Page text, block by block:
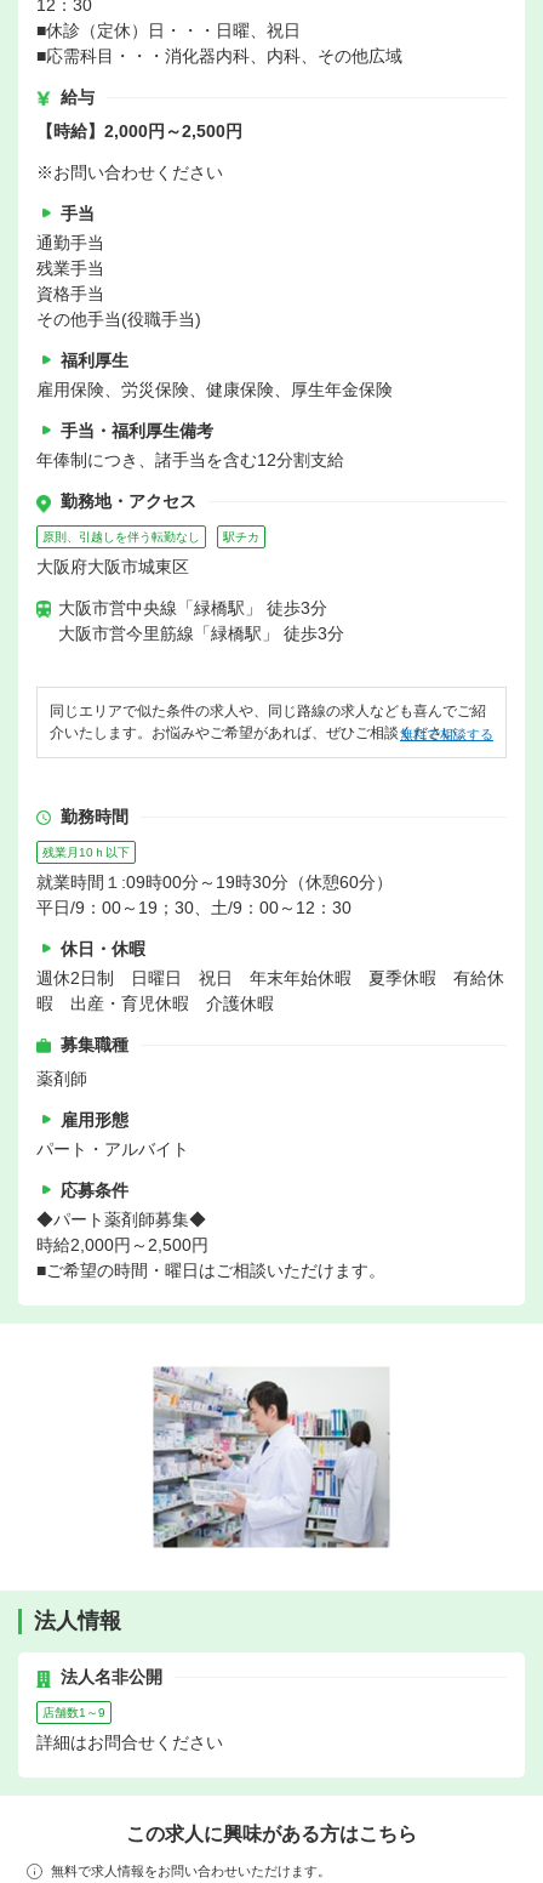
12：30
■休診（定休）日・・・日曜、祝日
■応需科目・・・消化器内科、内科、その他広域
給与
【時給】2,000円～2,500円
※お問い合わせください
手当
通勤手当
残業手当
資格手当
その他手当(役職手当)
福利厚生
雇用保険、労災保険、健康保険、厚生年金保険
手当・福利厚生備考
年俸制につき、諸手当を含む12分割支給
勤務地・アクセス
原則、引越しを伴う転勤なし 駅チカ
大阪府大阪市城東区
大阪市営中央線「緑橋駅」 徒歩3分
大阪市営今里筋線「緑橋駅」 徒歩3分
同じエリアで似た条件の求人や、同じ路線の求人なども喜んでご紹
介いたします。お悩みやご希望があれば、ぜひご相談ください。
無料で相談する
勤務時間
残業月10ｈ以下
就業時間１:09時00分～19時30分（休憩60分）
平日/9：00～19；30、土/9：00～12：30
休日・休暇
週休2日制 日曜日 祝日 年末年始休暇 夏季休暇 有給休
暇 出産・育児休暇 介護休暇
募集職種
薬剤師
雇用形態
パート・アルバイト
応募条件
◆パート薬剤師募集◆
時給2,000円～2,500円
■ご希望の時間・曜日はご相談いただけます。
法人情報
法人名非公開
店舗数1～9
詳細はお問合せください
この求人に興味がある方はこちら
無料で求人情報をお問い合わせいただけます。